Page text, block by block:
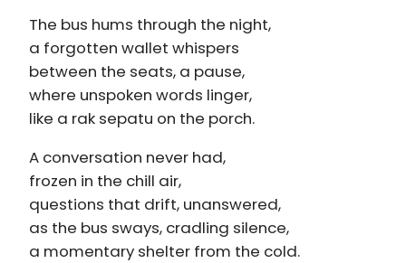
The bus hums through the night,
a forgotten wallet whispers
between the seats, a pause,
where unspoken words linger,
like a rak sepatu on the porch.
A conversation never had,
frozen in the chill air,
questions that drift, unanswered,
as the bus sways, cradling silence,
a momentary shelter from the cold.